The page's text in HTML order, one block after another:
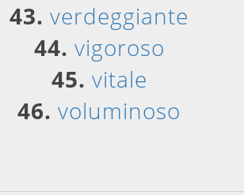
43. verdeggiante
44. vigoroso
45. vitale
46. voluminoso